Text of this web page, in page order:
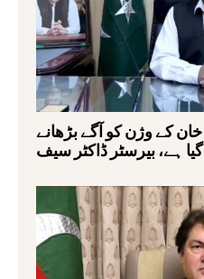
کے وژن کو آگے بڑھانے
گیا ہے، بیرسٹر ڈاکٹر سیف